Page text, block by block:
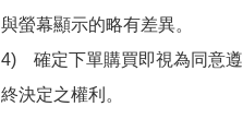
與螢幕顯示的略有差異。
4)　確定下單購買即視為同意
終決定之權利。